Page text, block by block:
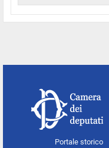
Portale storico